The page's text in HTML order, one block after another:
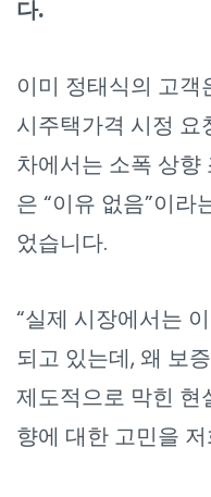
다.
이미 정태식의 고
시주택가격 시정 요
차에서는 소폭 상향
은 “이유 없음”이라
었습니다.
“실제 시장에서는
되고 있는데, 왜 보
제도적으로 막힌 현
향에 대한 고민을